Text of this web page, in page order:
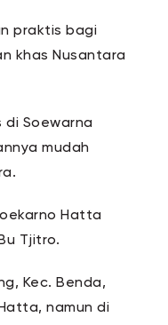
praktis bagi
khas Nusantara
di Soewarna
mudah
Hatta
Tjitro.
Kec. Benda,
namun di